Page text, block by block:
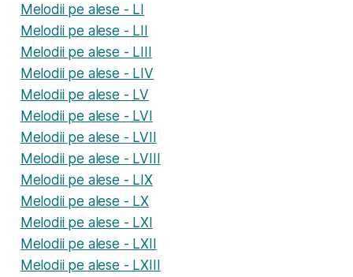
Melodii pe alese - LI
Melodii pe alese - LII
Melodii pe alese - LIII
Melodii pe alese - LIV
Melodii pe alese - LV
Melodii pe alese - LVI
Melodii pe alese - LVII
Melodii pe alese - LVIII
Melodii pe alese - LIX
Melodii pe alese - LX
Melodii pe alese - LXI
Melodii pe alese - LXII
Melodii pe alese - LXIII